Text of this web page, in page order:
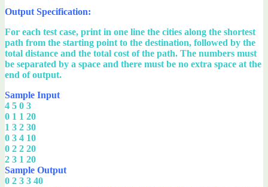
Output Specification:
For each test case, print in one line the cities along the shortest
path from the starting point to the destination, followed by the
total distance and the total cost of the path. The numbers must
be separated by a space and there must be no extra space at the
end of output.
Sample Input
4 5 0 3
0 1 1 20
1 3 2 30
0 3 4 10
0 2 2 20
2 3 1 20
Sample Output
0 2 3 3 40